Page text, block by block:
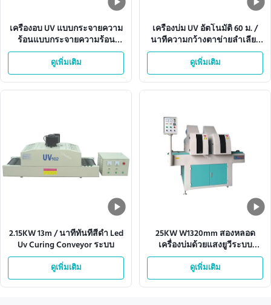
เครื่องอบ UV แบบกระจายความ
ร้อนแบบกระจายความร้อน
ISO9001 380V 50HZ
ดูเพิ่มเติม
เครื่องบ่ม UV อัตโนมัติ 60 ม. /
นาทีความกว้างตาข่ายลำเลียง
360 มม
ดูเพิ่มเติม
2.15KW 13m / นาทีทันทีสีดำ Led
Uv Curing Conveyor ระบบ
ดูเพิ่มเติม
25KW W1320mm สองหลอด
เครื่องบ่มด้วยแสงยูวีระบบ
สายพานลำเลียง
ดูเพิ่มเติม